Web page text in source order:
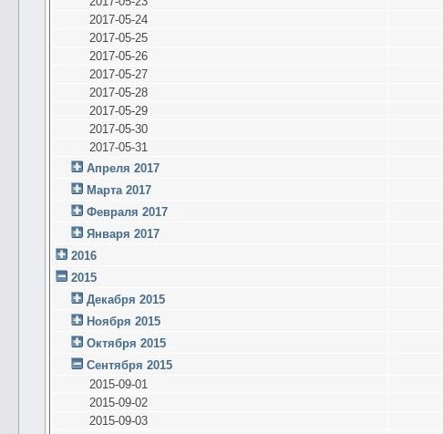
2017-05-24
2017-05-25
2017-05-26
2017-05-27
2017-05-28
2017-05-29
2017-05-30
2017-05-31
Апреля 2017
Марта 2017
Февраля 2017
Января 2017
2016
2015
Декабря 2015
Ноября 2015
Октября 2015
Сентября 2015
2015-09-01
2015-09-02
2015-09-03